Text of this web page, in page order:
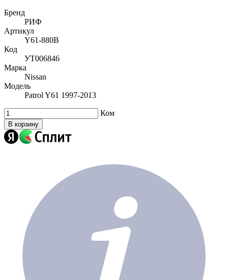
Бренд
РИФ
Артикул
Y61-880B
Код
УТ006846
Марка
Nissan
Модель
Patrol Y61 1997-2013
Ком
В корзину